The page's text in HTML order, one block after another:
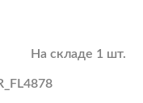
На складе 1 шт.